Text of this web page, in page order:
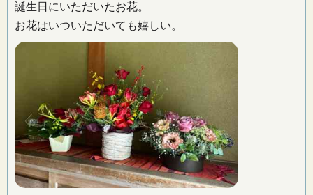
誕生日にいただいたお花。
お花はいついただいても嬉しい。